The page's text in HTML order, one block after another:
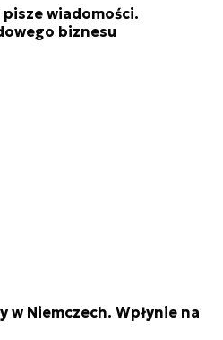
wiadomości.
biznesu
w Niemczech. Wpłynie na